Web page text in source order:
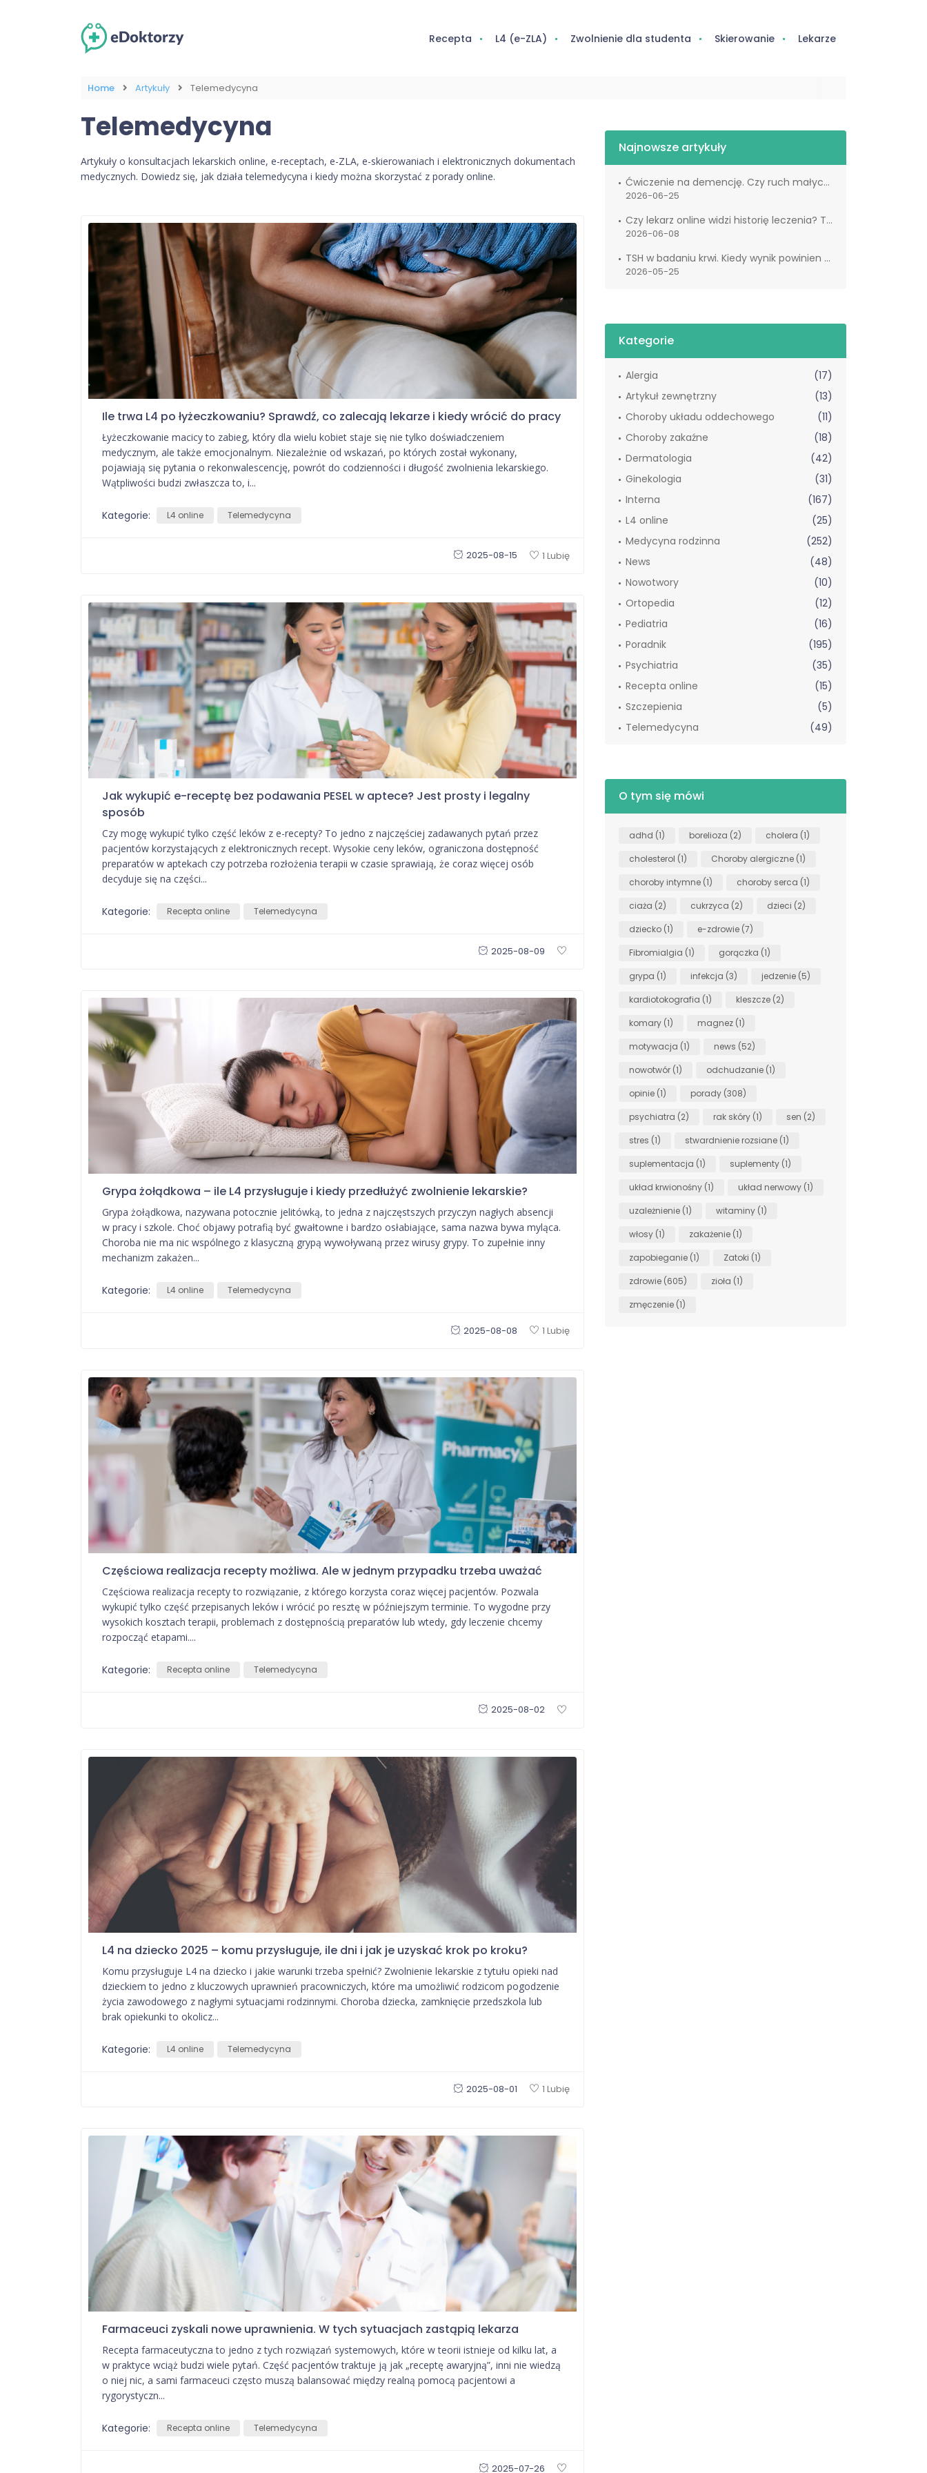
Recepta L4 (e-ZLA) Zwolnienie dla studenta Skierowanie Lekarze
Home Artykuły Telemedycyna
Telemedycyna
Artykuły o konsultacjach lekarskich online, e-receptach, e-ZLA, e-skierowaniach i elektronicznych dokumentach
medycznych. Dowiedz się, jak działa telemedycyna i kiedy można skorzystać z porady online.
Ile trwa L4 po łyżeczkowaniu? Sprawdź, co zalecają lekarze i kiedy wrócić do pracy
Łyżeczkowanie macicy to zabieg, który dla wielu kobiet staje się nie tylko doświadczeniem
medycznym, ale także emocjonalnym. Niezależnie od wskazań, po których został wykonany,
pojawiają się pytania o rekonwalescencję, powrót do codzienności i długość zwolnienia lekarskiego.
Wątpliwości budzi zwłaszcza to, i...
Kategorie: L4 online Telemedycyna
2025-08-15 1 Lubię
Jak wykupić e-receptę bez podawania PESEL w aptece? Jest prosty i legalny
sposób
Czy mogę wykupić tylko część leków z e-recepty? To jedno z najczęściej zadawanych pytań przez
pacjentów korzystających z elektronicznych recept. Wysokie ceny leków, ograniczona dostępność
preparatów w aptekach czy potrzeba rozłożenia terapii w czasie sprawiają, że coraz więcej osób
decyduje się na części...
Kategorie: Recepta online Telemedycyna
2025-08-09
Grypa żołądkowa – ile L4 przysługuje i kiedy przedłużyć zwolnienie lekarskie?
Grypa żołądkowa, nazywana potocznie jelitówką, to jedna z najczęstszych przyczyn nagłych absencji
w pracy i szkole. Choć objawy potrafią być gwałtowne i bardzo osłabiające, sama nazwa bywa myląca.
Choroba nie ma nic wspólnego z klasyczną grypą wywoływaną przez wirusy grypy. To zupełnie inny
mechanizm zakażen...
Kategorie: L4 online Telemedycyna
2025-08-08 1 Lubię
Częściowa realizacja recepty możliwa. Ale w jednym przypadku trzeba uważać
Częściowa realizacja recepty to rozwiązanie, z którego korzysta coraz więcej pacjentów. Pozwala
wykupić tylko część przepisanych leków i wrócić po resztę w późniejszym terminie. To wygodne przy
wysokich kosztach terapii, problemach z dostępnością preparatów lub wtedy, gdy leczenie chcemy
rozpocząć etapami....
Kategorie: Recepta online Telemedycyna
2025-08-02
L4 na dziecko 2025 – komu przysługuje, ile dni i jak je uzyskać krok po kroku?
Komu przysługuje L4 na dziecko i jakie warunki trzeba spełnić? Zwolnienie lekarskie z tytułu opieki nad
dzieckiem to jedno z kluczowych uprawnień pracowniczych, które ma umożliwić rodzicom pogodzenie
życia zawodowego z nagłymi sytuacjami rodzinnymi. Choroba dziecka, zamknięcie przedszkola lub
brak opiekunki to okolicz...
Kategorie: L4 online Telemedycyna
2025-08-01 1 Lubię
Farmaceuci zyskali nowe uprawnienia. W tych sytuacjach zastąpią lekarza
Recepta farmaceutyczna to jedno z tych rozwiązań systemowych, które w teorii istnieje od kilku lat, a
w praktyce wciąż budzi wiele pytań. Część pacjentów traktuje ją jak „receptę awaryjną”, inni nie wiedzą
o niej nic, a sami farmaceuci często muszą balansować między realną pomocą pacjentowi a
rygorystyczn...
Kategorie: Recepta online Telemedycyna
2025-07-26
Najnowsze artykuły
Ćwiczenie na demencję. Czy ruch małych palców naprawdę wspiera mózg?
2026-06-25
Czy lekarz online widzi historię leczenia? Tak działa IKP
2026-06-08
TSH w badaniu krwi. Kiedy wynik powinien cię zaniepokoić?
2026-05-25
Kategorie
Alergia
(17)
Artykuł zewnętrzny
(13)
Choroby układu oddechowego
(11)
Choroby zakaźne
(18)
Dermatologia
(42)
Ginekologia
(31)
Interna
(167)
L4 online
(25)
Medycyna rodzinna
(252)
News
(48)
Nowotwory
(10)
Ortopedia
(12)
Pediatria
(16)
Poradnik
(195)
Psychiatria
(35)
Recepta online
(15)
Szczepienia
(5)
Telemedycyna
(49)
O tym się mówi
adhd (1) borelioza (2) cholera (1)
cholesterol (1) Choroby alergiczne (1)
choroby intymne (1) choroby serca (1)
ciaża (2) cukrzyca (2) dzieci (2)
dziecko (1) e-zdrowie (7)
Fibromialgia (1) gorączka (1)
grypa (1) infekcja (3) jedzenie (5)
kardiotokografia (1) kleszcze (2)
komary (1) magnez (1)
motywacja (1) news (52)
nowotwór (1) odchudzanie (1)
opinie (1) porady (308)
psychiatra (2) rak skóry (1) sen (2)
stres (1) stwardnienie rozsiane (1)
suplementacja (1) suplementy (1)
układ krwionośny (1) układ nerwowy (1)
uzależnienie (1) witaminy (1)
włosy (1) zakażenie (1)
zapobieganie (1) Zatoki (1)
zdrowie (605) zioła (1)
zmęczenie (1)